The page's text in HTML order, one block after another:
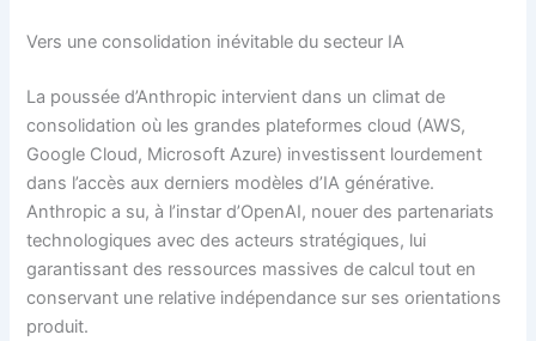
Vers une consolidation inévitable du secteur IA
La poussée d’Anthropic intervient dans un climat de
consolidation où les grandes plateformes cloud (AWS,
Google Cloud, Microsoft Azure) investissent lourdement
dans l’accès aux derniers modèles d’IA générative.
Anthropic a su, à l’instar d’OpenAI, nouer des partenariats
technologiques avec des acteurs stratégiques, lui
garantissant des ressources massives de calcul tout en
conservant une relative indépendance sur ses orientations
produit.